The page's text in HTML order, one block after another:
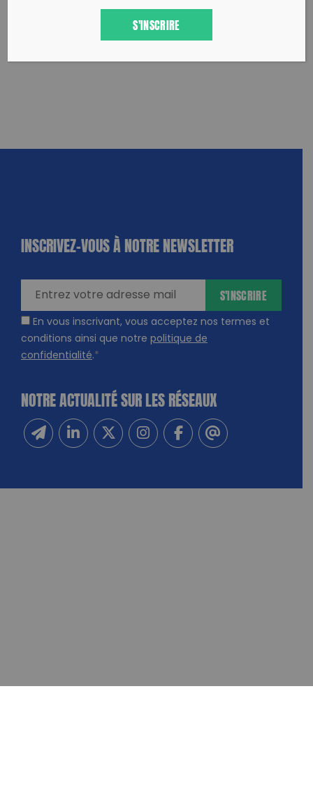
INSCRIVEZ-VOUS À NOTRE NEWSLETTER
En vous inscrivant, vous acceptez nos termes et
conditions ainsi que notre politique de
confidentialité.*
S'INSCRIRE
NOTRE ACTUALITÉ SUR LES RÉSEAUX
S'INSCRIRE